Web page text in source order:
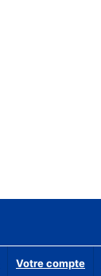
Votre compte